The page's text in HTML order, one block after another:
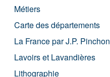
Métiers
Carte des départements
La France par J.P. Pinchon
Lavoirs et Lavandières
Lithographie